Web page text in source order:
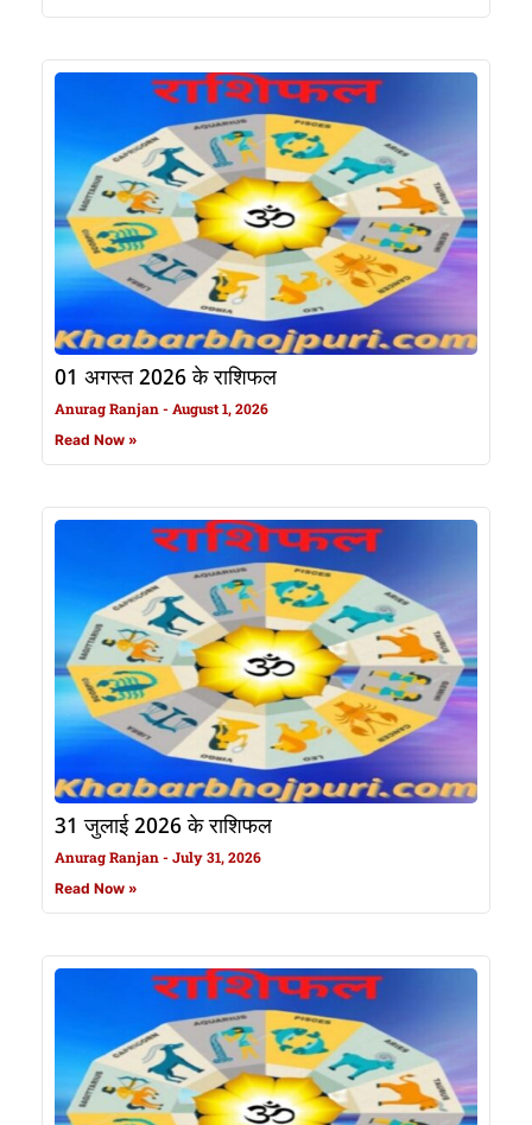
01 अगस्त 2026 के राशिफल
Anurag Ranjan August 1, 2026
Read Now »
31 जुलाई 2026 के राशिफल
Anurag Ranjan July 31, 2026
Read Now »